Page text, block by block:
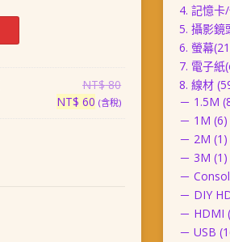
NT$80原
始
NT$ 60 目
(含稅)
4. 記憶卡
5. 攝影鏡
6. 螢幕
7. 電子紙
8. 線材
－ 1.5M
－ 1M (6)
－ 2M (1)
－ 3M (1)
－
－ DIY
－ HDMI
－ USB